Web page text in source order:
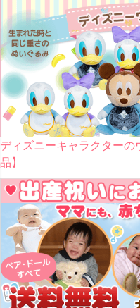
ディズニーキャラクターの
品】